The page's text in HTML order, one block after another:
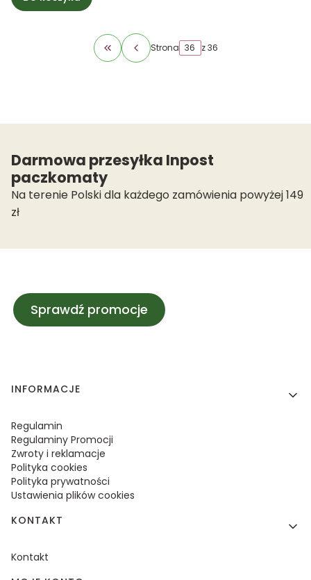
Wróć do pierwszej strony z produktami
Strona z 36
Darmowa przesyłka Inpost
paczkomaty
Na terenie Polski dla każdego zamówienia powyżej 149
zł
Sprawdź promocje
Linki w stopce
INFORMACJE
Regulamin
Regulaminy Promocji
Zwroty i reklamacje
Polityka cookies
Polityka prywatności
Ustawienia plików cookies
KONTAKT
Kontakt